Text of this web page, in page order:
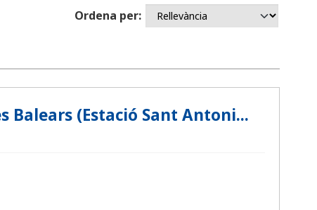
Ordena per
(Estació Sant Antoni...